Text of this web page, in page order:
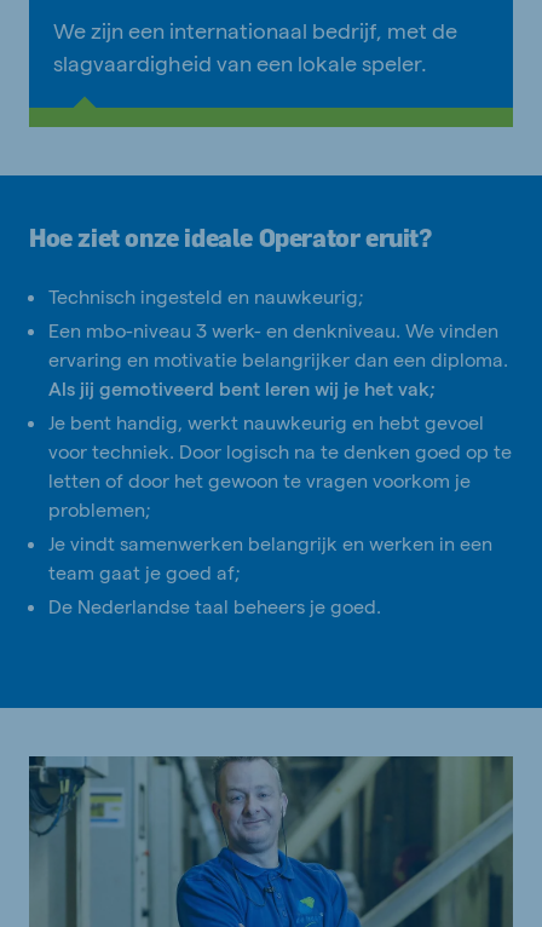
We zijn een internationaal bedrijf, met de
slagvaardigheid van een lokale speler.
Hoe ziet onze ideale Operator eruit?
Technisch ingesteld en nauwkeurig;
Een mbo-niveau 3 werk- en denkniveau. We vinden
ervaring en motivatie belangrijker dan een diploma.
Als jij gemotiveerd bent leren wij je het vak;
Je bent handig, werkt nauwkeurig en hebt gevoel
voor techniek. Door logisch na te denken goed op te
letten of door het gewoon te vragen voorkom je
problemen;
Je vindt samenwerken belangrijk en werken in een
team gaat je goed af;
De Nederlandse taal beheers je goed.